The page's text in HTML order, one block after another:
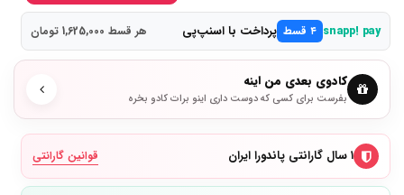
snapp! pay ۴ قسط پرداخت با اسنپ‌پی هر قسط 1,625,000 تومان
کادوی بعدی من اینه
بفرست برای کسی که دوست داری اینو برات کادو بخره
۱ سال گارانتی پاندورا ایران قوانین گارانتی